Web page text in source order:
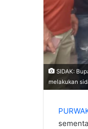
SIDAK:
melakukan